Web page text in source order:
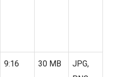
9:16 30 MB
JPG,